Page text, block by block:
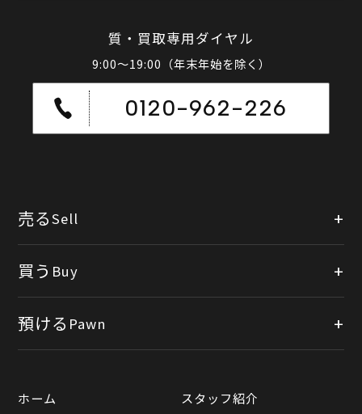
質・買取専用ダイヤル
9:00～19:00（年末年始を除く）
0120-962-226
売るSell
店頭買取
宅配買取
買う Buy
公式オンラインショップ
Yahooショッピング
預ける Pawn
ホーム
スタッフ紹介